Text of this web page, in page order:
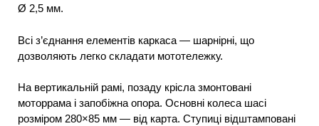
Ø 2,5 мм.
Всі з’єднання елементів каркаса — шарнірні, що
дозволяють легко складати мототележку.
На вертикальній рамі, позаду крісла змонтовані
моторрама і запобіжна опора. Основні колеса шасі
розміром 280×85 мм — від карта. Ступиці відштамповані